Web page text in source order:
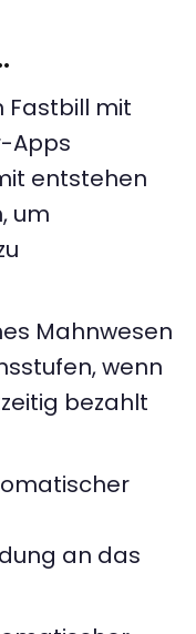
Fastbill mit
Apps
entstehen
um
Mahnwesen
wenn
bezahlt
an das